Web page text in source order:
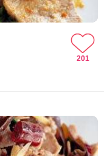
201